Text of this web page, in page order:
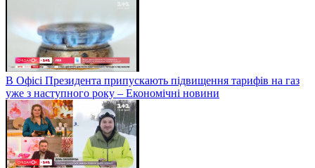
В Офісі Президента припускають підвищення тарифів на газ
уже з наступного року – Економічні новини